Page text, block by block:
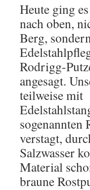
Heute ging
nach oben,
Berg,
Rodrigg-
angesagt.
teilweise mit
sogenannten
verstagt,
Salzwasser
Material
braune